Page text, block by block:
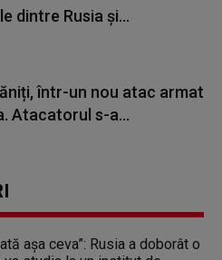
dintre Rusia şi...
într-un nou atac armat
Atacatorul s-a...